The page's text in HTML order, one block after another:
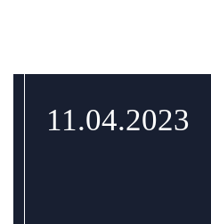
11.04.2023